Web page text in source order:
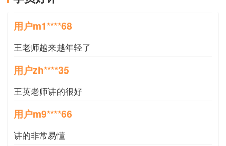
一如既往的好
用户m1****68
王老师越来越年轻了
用户zh****35
王英老师讲的很好
用户m9****66
讲的非常易懂